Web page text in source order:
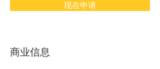
现在申请
商业信息